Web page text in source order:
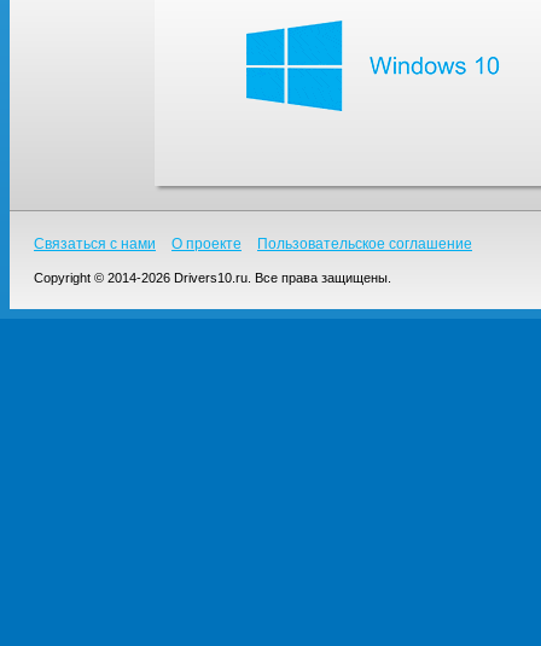
Связаться с нами О проекте Пользовательское соглашение
Copyright © 2014-2026 Drivers10.ru. Все права защищены.